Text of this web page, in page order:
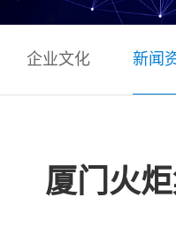
企业文化 新闻
厦门火